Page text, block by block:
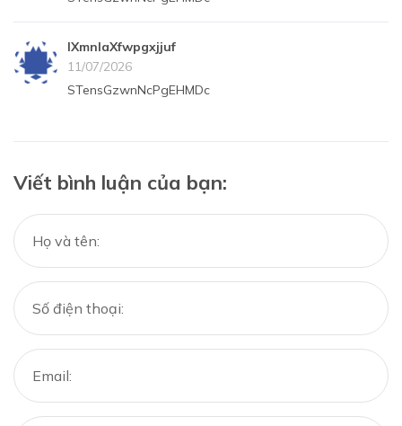
lXmnlaXfwpgxjjuf
11/07/2026
STensGzwnNcPgEHMDc
Viết bình luận của bạn: